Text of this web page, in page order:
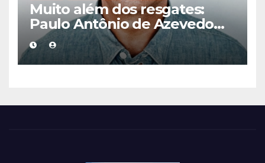
Muito além dos resgates:
Paulo Antônio de Azevedo
eterniza a coragem, a
humanidade e a missão dos
guarda-vidas na literatura